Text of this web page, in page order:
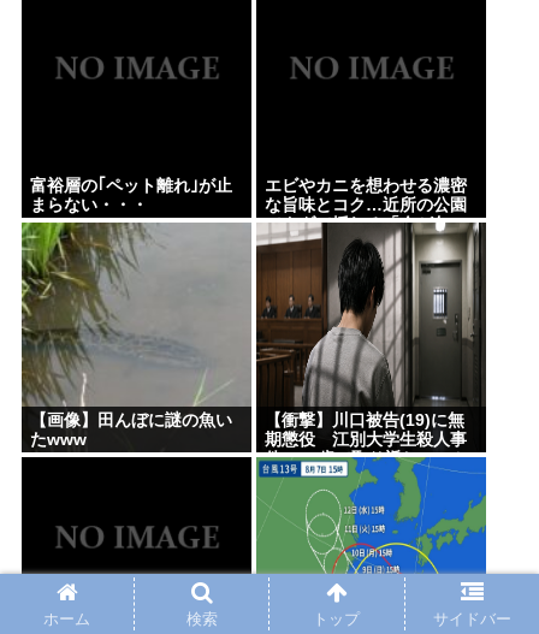
富裕層の｢ペット離れ｣が止
まらない・・・
エビやカニを想わせる濃密
な旨味とコク…近所の公園
でタダで採れる「今が旬」
な高級食材の名前
【画像】田んぼに謎の魚い
たwww
【衝撃】川口被告(19)に無
期懲役 江別大学生殺人事
件、19歳で取り返しのつか
ない代償を背負うことに
ホーム 検索 トップ サイドバー